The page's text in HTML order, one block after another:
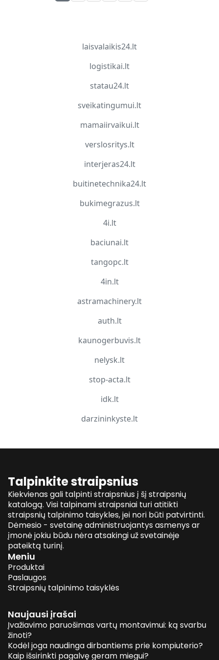
laisvalaikis24.lt
logistikai.lt
statau24.lt
sveikatingumui.lt
mamaiirvaikui.lt
verslosritys.lt
interjeras24.lt
buitinetechnika24.lt
bukimegrazus.lt
4i.lt
baciunai.lt
tangopc.lt
4in.lt
astramachinery.lt
auth.lt
kaunogerbuvis.lt
nelysk.lt
stop-acta.lt
idk.lt
darzininkyste.lt
Talpinkite straipsnius
Kiekvienas gali talpinti straipsnius į šį straipsnių
katalogą. Visi talpinami straipsniai turi atitikti
straipsnių talpinimo taisykles, jei nori būti patvirtinti.
Dėmesio - svetainę administruojantys asmenys ar
įmonė jokiu būdu nėra atsakingi už svetainėje
pateiktą turinį.
Meniu
Produktai
Paslaugos
Straipsnių talpinimo taisyklės
Naujausi įrašai
Įvažiavimo paruošimas vartų montavimui: ką svarbu
žinoti?
Kodėl joga naudinga dirbantiems prie kompiuterio?
Kaip išsirinkti pagalvę geram miegui?